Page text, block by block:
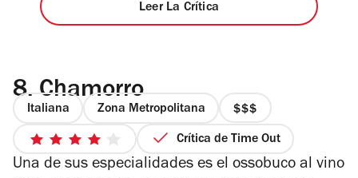
Leer La Crítica
8. Chamorro
Italiana Zona Metropolitana
precio
3
4
de
Crítica de Time Out
Una de sus especialidades es el ossobuco al vino